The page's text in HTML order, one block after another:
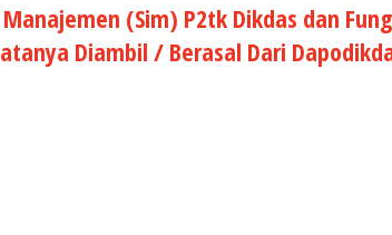
(Sim) P2tk Dikdas dan
Diambil / Berasal Dari